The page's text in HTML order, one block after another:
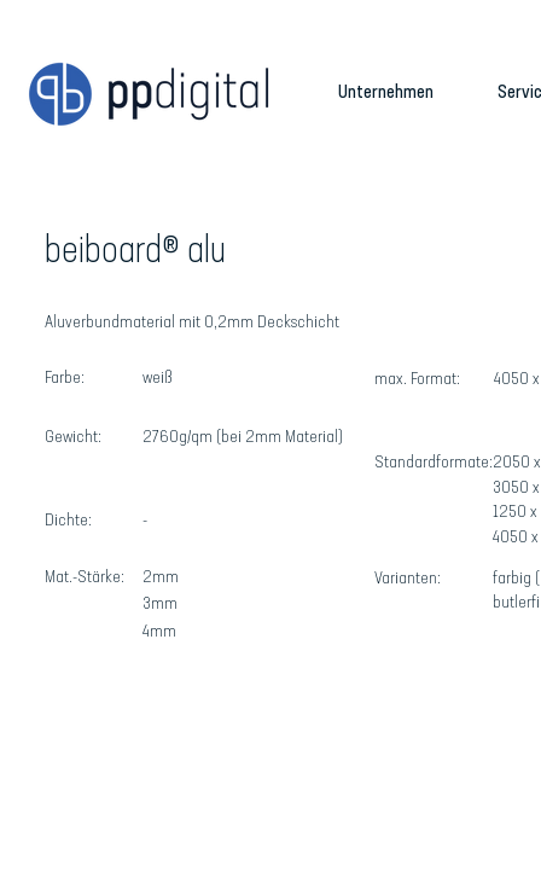
Unternehmen
beiboard® alu
Aluverbundmaterial mit 0,2mm Deckschicht
Farbe: weiß
Gewicht: 2760g/qm (bei 2mm Material)
Dichte: -
Mat.-Stärke:
2mm
3mm
max. Format: 4050
Standardformate:2050
3050
1250
4050
Varianten:
farbig
4mm